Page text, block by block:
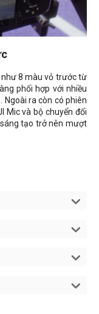
như 8 màu vỏ trước từ
phối hợp với nhiều
ra còn có phiên
Mic và bộ chuyển đổi
tạo trở nên mượt